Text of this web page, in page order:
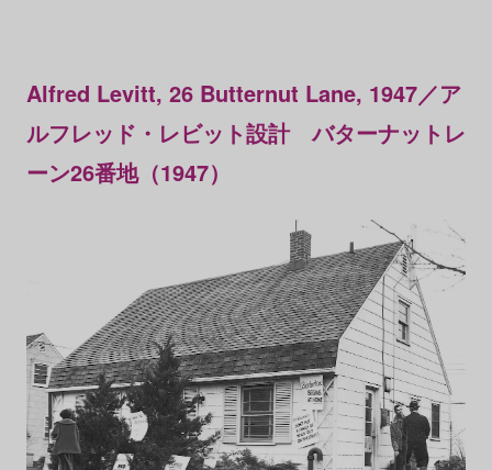
Alfred Levitt, 26 Butternut Lane, 1947／ア
ルフレッド・レビット設計 バターナットレ
ーン26番地（1947）